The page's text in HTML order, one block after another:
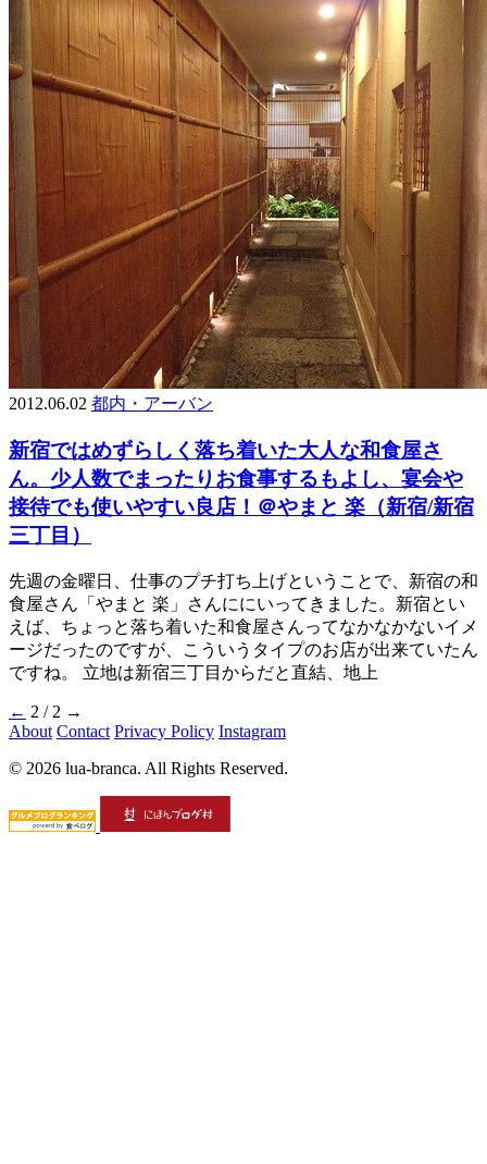
2012.06.02 都内・アーバン
新宿ではめずらしく落ち着いた大人な和食屋さ
ん。少人数でまったりお食事するもよし、宴会や
接待でも使いやすい良店！＠やまと 楽（新宿/新宿
三丁目）
先週の金曜日、仕事のプチ打ち上げということで、新宿の和
食屋さん「やまと 楽」さんににいってきました。新宿とい
えば、ちょっと落ち着いた和食屋さんってなかなかないイメ
ージだったのですが、こういうタイプのお店が出来ていたん
ですね。 立地は新宿三丁目からだと直結、地上
← 2 / 2 →
About Contact Privacy Policy Instagram
© 2026 lua-branca. All Rights Reserved.